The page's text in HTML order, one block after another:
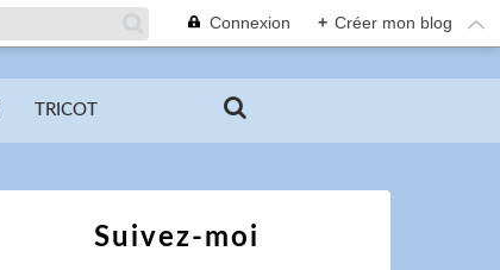
Connexion + Créer mon blog
TRICOT
Suivez-moi